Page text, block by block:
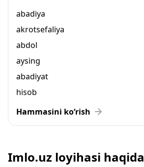
abadiya
akrotsefaliya
abdol
aysing
abadiyat
hisob
Hammasini ko‘rish
Imlo.uz loyihasi haqida